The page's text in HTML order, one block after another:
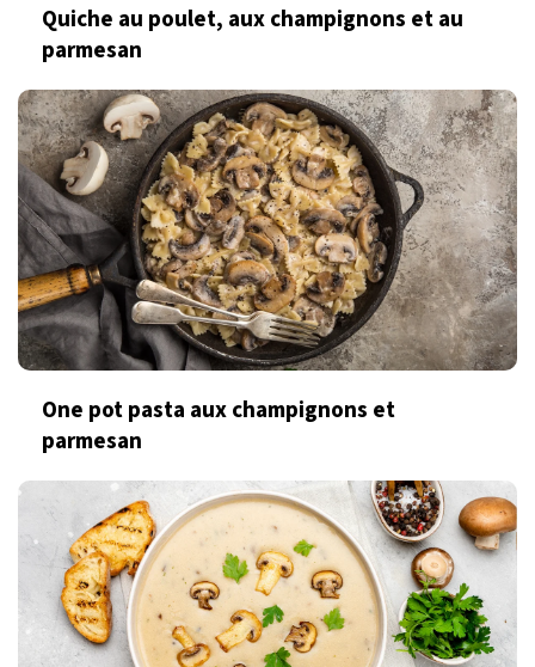
Quiche au poulet, aux champignons et au
parmesan
One pot pasta aux champignons et
parmesan